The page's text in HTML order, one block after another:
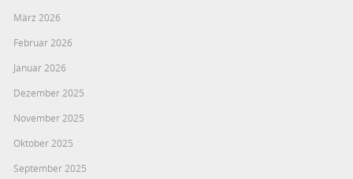
März 2026
Februar 2026
Januar 2026
Dezember 2025
November 2025
Oktober 2025
September 2025